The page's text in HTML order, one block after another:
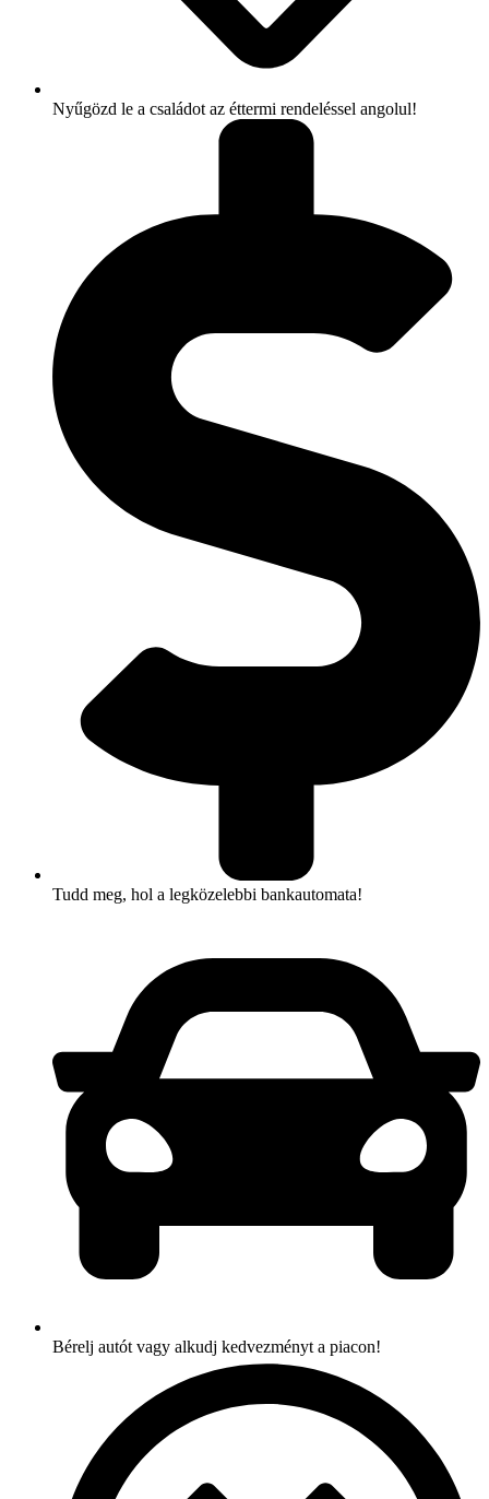
Nyűgözd le a családot az éttermi rendeléssel angolul!
Tudd meg, hol a legközelebbi bankautomata!
Bérelj autót vagy alkudj kedvezményt a piacon!